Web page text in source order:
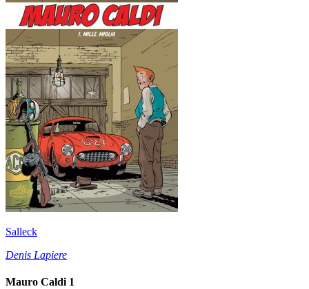
Salleck
Denis Lapiere
Mauro Caldi 1